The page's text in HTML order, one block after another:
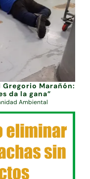
Marañón:
da la gana”
Ambiental